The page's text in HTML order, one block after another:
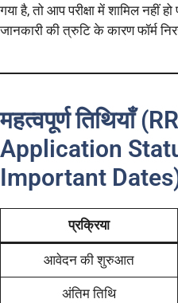
गया है, तो आप परीक्षा में शामिल नहीं
जानकारी की त्रुटि के कारण फॉर्म
महत्वपूर्ण तिथियाँ
Application
Important
प्रक्रिया
आवेदन की शुरुआत
अंतिम तिथि